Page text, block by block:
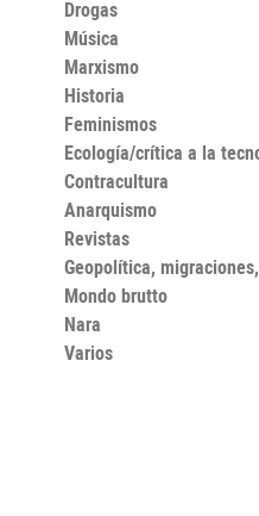
Drogas
Música
Marxismo
Historia
Feminismos
Ecología/crítica a la
Contracultura
Anarquismo
Revistas
Geopolítica,
Mondo brutto
Nara
Varios